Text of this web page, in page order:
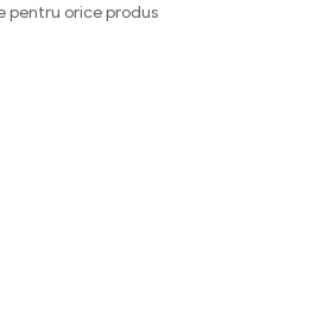
pentru orice produs